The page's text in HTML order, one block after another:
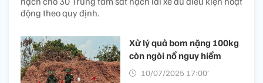
động theo quy định.
Xử lý quả bom nặng 100kg
còn ngòi nổ nguy hiểm
10/07/2025 17:00’